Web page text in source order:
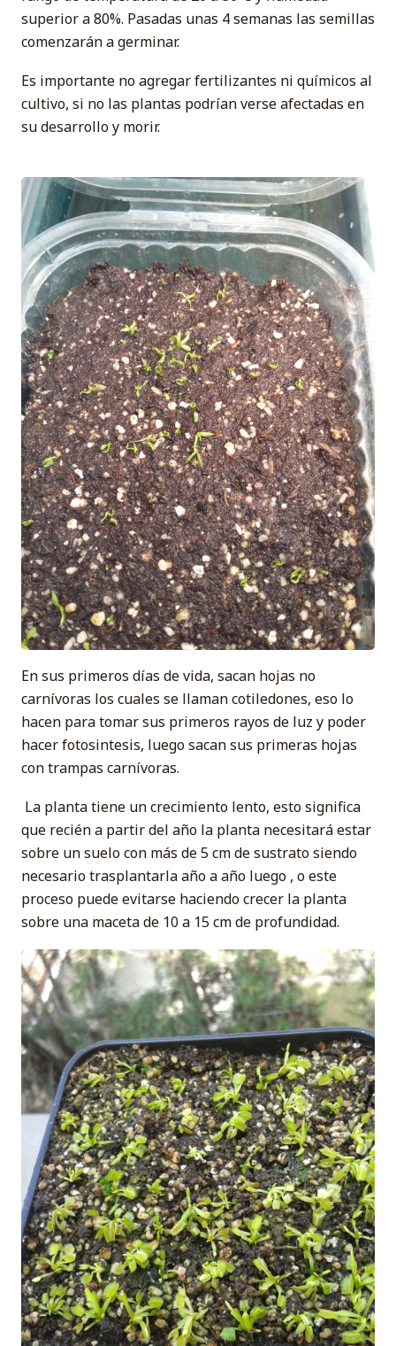
superior a 80%. Pasadas unas 4 semanas las semillas
comenzarán a germinar.
Es importante no agregar fertilizantes ni químicos al
cultivo, si no las plantas podrían verse afectadas en
su desarrollo y morir.
En sus primeros días de vida, sacan hojas no
carnívoras los cuales se llaman cotiledones, eso lo
hacen para tomar sus primeros rayos de luz y poder
hacer fotosintesis, luego sacan sus primeras hojas
con trampas carnívoras.
La planta tiene un crecimiento lento, esto significa
que recién a partir del año la planta necesitará estar
sobre un suelo con más de 5 cm de sustrato siendo
necesario trasplantarla año a año luego , o este
proceso puede evitarse haciendo crecer la planta
sobre una maceta de 10 a 15 cm de profundidad.